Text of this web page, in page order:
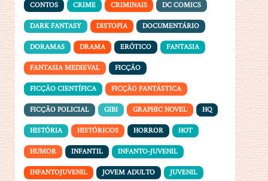
CONTOS CRIME CRIMINAIS DC COMICS
DARK FANTASY DISTOPIA DOCUMENTÁRIO
DORAMAS DRAMA ERÓTICO FANTASIA
FANTASIA MEDIEVAL FICÇÃO
FICÇÃO CIENTÍFICA FICÇÃO FANTÁSTICA
FICÇÃO POLICIAL GIBI GRAPHIC NOVEL HQ
HISTÓRIA HISTÓRICOS HORROR HOT
HUMOR INFANTIL INFANTO-JUVENIL
INFANTOJUVENIL JOVEM ADULTO JUVENIL